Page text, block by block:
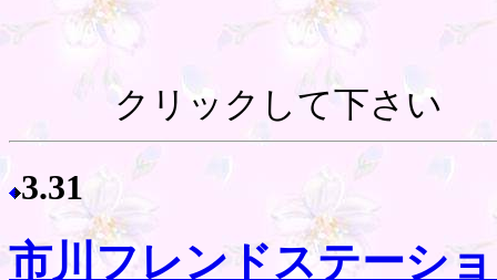
クリックして下さい
3.31
市川フレンドステーシ